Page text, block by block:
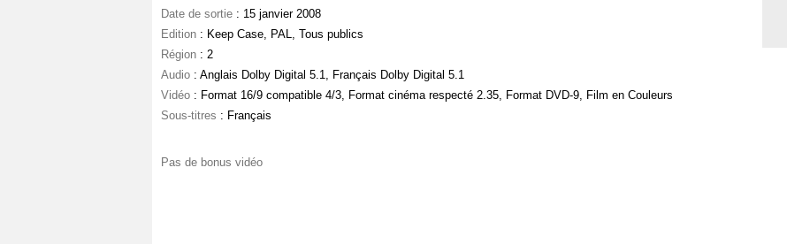
Date de sortie : 15 janvier 2008
Edition : Keep Case, PAL, Tous publics
Région : 2
Audio : Anglais Dolby Digital 5.1, Français Dolby Digital 5.1
Vidéo : Format 16/9 compatible 4/3, Format cinéma respecté 2.35, Format DVD-9, Film en Couleurs
Sous-titres : Français
Pas de bonus vidéo